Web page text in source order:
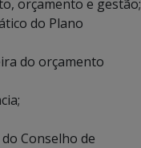
orçamento e gestão;
do Plano
do orçamento
Conselho de